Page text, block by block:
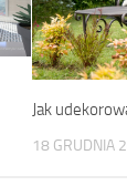
Jak
18 GRUDNIA